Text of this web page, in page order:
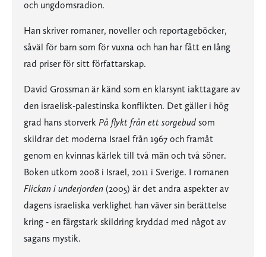
och ungdomsradion.
Han skriver romaner, noveller och reportageböcker,
såväl för barn som för vuxna och han har fått en lång
rad priser för sitt författarskap.
David Grossman är känd som en klarsynt iakttagare av
den israelisk-palestinska konflikten. Det gäller i hög
grad hans storverk På flykt från ett sorgebud som
skildrar det moderna Israel från 1967 och framåt
genom en kvinnas kärlek till två män och två söner.
Boken utkom 2008 i Israel, 2011 i Sverige. I romanen
Flickan i underjorden (2005) är det andra aspekter av
dagens israeliska verklighet han väver sin berättelse
kring - en färgstark skildring kryddad med något av
sagans mystik.